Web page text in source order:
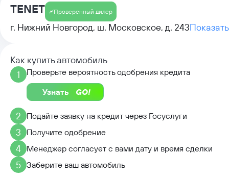
TENET Проверенный дилер
г. Нижний Новгород, ш. Московское, д. 243
Как купить автомобиль
1
Проверьте вероятность одобрения кредита
Узнать
2 Подайте заявку на кредит через Госуслуги
3 Получите одобрение
4 Менеджер согласует с вами дату и время сделки
5 Заберите ваш автомобиль